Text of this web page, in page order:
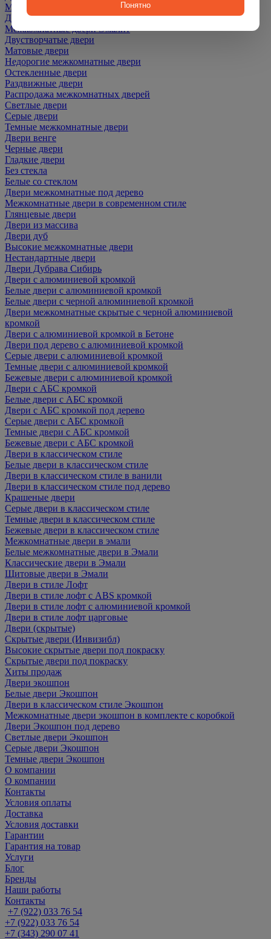
Межкомнатные двери ПЭТ
Двери со скидкой
Межкомнатные двери Эмалит
Двустворчатые двери
Матовые двери
Недорогие межкомнатные двери
Остекленные двери
Раздвижные двери
Распродажа межкомнатных дверей
Светлые двери
Серые двери
Темные межкомнатные двери
Двери венге
Черные двери
Гладкие двери
Без стекла
Белые со стеклом
Двери межкомнатные под дерево
Межкомнатные двери в современном стиле
Глянцевые двери
Двери из массива
Двери дуб
Высокие межкомнатные двери
Нестандартные двери
Двери Дубрава Сибирь
Двери с алюминиевой кромкой
Белые двери с алюминиевой кромкой
Белые двери с черной алюминиевой кромкой
Двери межкомнатные скрытые с черной алюминиевой
кромкой
Двери с алюминиевой кромкой в Бетоне
Двери под дерево с алюминиевой кромкой
Серые двери с алюминиевой кромкой
Темные двери с алюминиевой кромкой
Бежевые двери с алюминиевой кромкой
Двери с АБС кромкой
Белые двери с АБС кромкой
Двери с АБС кромкой под дерево
Серые двери с АБС кромкой
Темные двери с АБС кромкой
Бежевые двери с АБС кромкой
Двери в классическом стиле
Белые двери в классическом стиле
Двери в классическом стиле в ванили
Двери в классическом стиле под дерево
Крашеные двери
Серые двери в классическом стиле
Темные двери в классическом стиле
Бежевые двери в классическом стиле
Межкомнатные двери в эмали
Белые межкомнатные двери в Эмали
Классические двери в Эмали
Щитовые двери в Эмали
Двери в стиле Лофт
Двери в стиле лофт с ABS кромкой
Двери в стиле лофт с алюминиевой кромкой
Двери в стиле лофт царговые
Двери (скрытые)
Скрытые двери (Инвизибл)
Высокие скрытые двери под покраску
Скрытые двери под покраску
Хиты продаж
Двери экошпон
Белые двери Экошпон
Двери в классическом стиле Экошпон
Межкомнатные двери экошпон в комплекте с коробкой
Двери Экошпон под дерево
Светлые двери Экошпон
Серые двери Экошпон
Темные двери Экошпон
О компании
О компании
Контакты
Условия оплаты
Доставка
Условия доставки
Гарантии
Гарантия на товар
Услуги
Блог
Бренды
Наши работы
Контакты
+7 (922) 033 76 54
+7 (922) 033 76 54
+7 (343) 290 07 41
Понятно